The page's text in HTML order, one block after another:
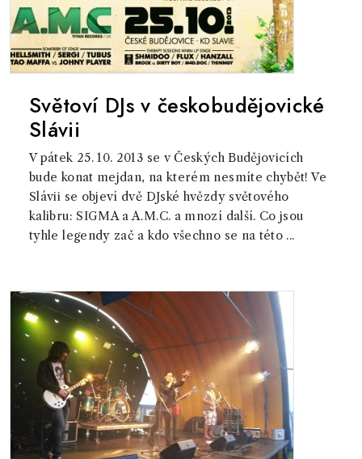
Světoví DJs v českobudějovické
Slávii
V pátek 25. 10. 2013 se v Českých Budějovicích
bude konat mejdan, na kterém nesmíte chybět! Ve
Slávii se objeví dvě DJské hvězdy světového
kalibru: SIGMA a A.M.C. a mnozí další. Co jsou
tyhle legendy zač a kdo všechno se na této ...